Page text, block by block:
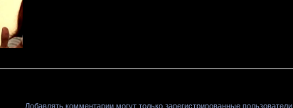
Добавлять комментарии могут только зарегистрированные пользователи.